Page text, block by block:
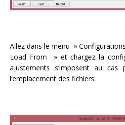
Allez dans le menu »
Load From » et chargez la
ajustements s’imposent au
l’emplacement des fichiers.